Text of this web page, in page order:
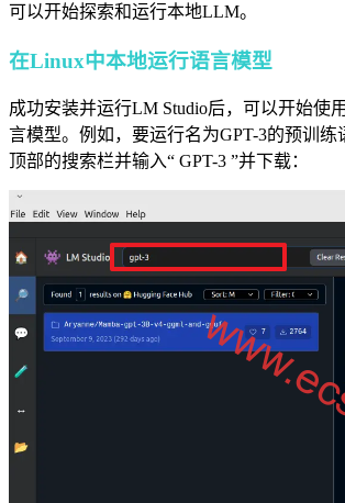
可以开始探索和运行本地LLM。
在Linux中本地运行语言模型
成功安装并运行LM Studio后，可以开始使
言模型。例如，要运行名为GPT-3的预训练
顶部的搜索栏并输入“ GPT-3 ”并下载：